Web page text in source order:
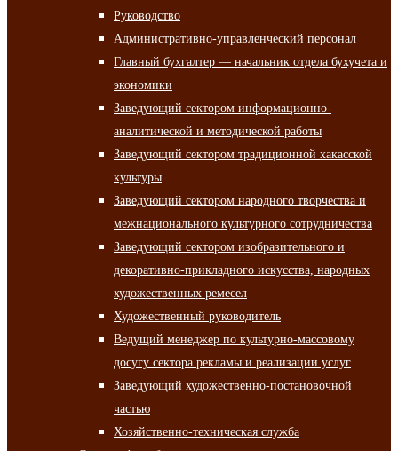
Руководство
Административно-управленческий персонал
Главный бухгалтер — начальник отдела бухучета и
экономики
Заведующий сектором информационно-
аналитической и методической работы
Заведующий сектором традиционной хакасской
культуры
Заведующий сектором народного творчества и
межнационального культурного сотрудничества
Заведующий сектором изобразительного и
декоративно-прикладного искусства, народных
художественных ремесел
Художественный руководитель
Ведущий менеджер по культурно-массовому
досугу сектора рекламы и реализации услуг
Заведующий художественно-постановочной
частью
Хозяйственно-техническая служба